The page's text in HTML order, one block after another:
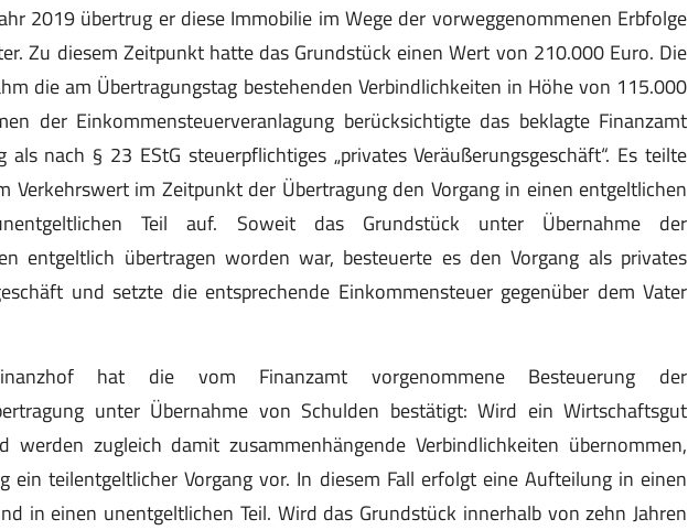
2019 übertrug er diese Immobilie im Wege der vorweggenommenen Erbfolge
Zu diesem Zeitpunkt hatte das Grundstück einen Wert von 210.000 Euro. Die
die am Übertragungstag bestehenden Verbindlichkeiten in Höhe von 115.000
der Einkommensteuerveranlagung berücksichtigte das beklagte Finanzamt
als nach § 23 EStG steuerpflichtiges „privates Veräußerungsgeschäft“. Es teilte
Verkehrswert im Zeitpunkt der Übertragung den Vorgang in einen entgeltlichen
Teil auf. Soweit das Grundstück unter Übernahme der
entgeltlich übertragen worden war, besteuerte es den Vorgang als privates
und setzte die entsprechende Einkommensteuer gegenüber dem Vater
hat die vom Finanzamt vorgenommene Besteuerung der
unter Übernahme von Schulden bestätigt: Wird ein Wirtschaftsgut
werden zugleich damit zusammenhängende Verbindlichkeiten übernommen,
ein teilentgeltlicher Vorgang vor. In diesem Fall erfolgt eine Aufteilung in einen
in einen unentgeltlichen Teil. Wird das Grundstück innerhalb von zehn Jahren